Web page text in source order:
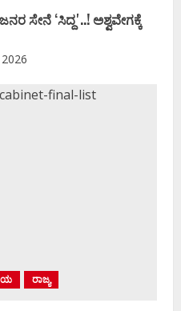
ಸೇನೆ ʻಸಿದ್ದʼ..! ಅಶ್ವವೇಗಕ್ಕೆ
ರಾಜ್ಯ